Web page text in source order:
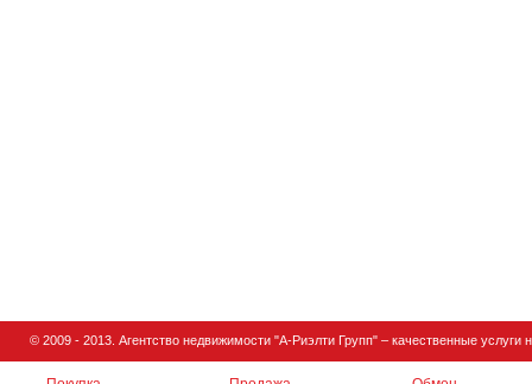
© 2009 - 2013. Агентство недвижимости "А-Риэлти Групп" – качественные